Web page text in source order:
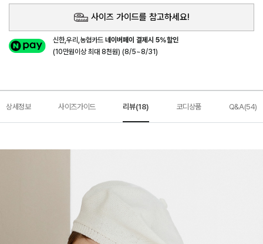
사이즈 가이드를 참고하세요!
신한,우리,농협카드네이버페이 결제시 5%할인
(10만원이상 최대 8천원) (8/5~8/31)
상세정보 사이즈가이드 리뷰(18) 코디상품 Q&A(54)